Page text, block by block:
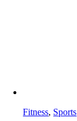
Fitness, Sports